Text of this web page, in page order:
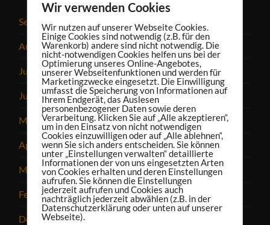
September 2025
August 2025
Juli 2025
Juni 2025
Mai 2025
April 2025
März 2025
Februar 2025
Dezember 2024
Wir verwenden Cookies
Wir nutzen auf unserer Webseite Cookies.
Einige Cookies sind notwendig (z.B. für den
Warenkorb) andere sind nicht notwendig. Die
nicht-notwendigen Cookies helfen uns bei der
Optimierung unseres Online-Angebotes,
unserer Webseitenfunktionen und werden für
Marketingzwecke eingesetzt. Die Einwilligung
umfasst die Speicherung von Informationen auf
Ihrem Endgerät, das Auslesen
personenbezogener Daten sowie deren
Verarbeitung. Klicken Sie auf „Alle akzeptieren“,
um in den Einsatz von nicht notwendigen
Cookies einzuwilligen oder auf „Alle ablehnen“,
wenn Sie sich anders entscheiden. Sie können
unter „Einstellungen verwalten“ detaillierte
Informationen der von uns eingesetzten Arten
von Cookies erhalten und deren Einstellungen
aufrufen. Sie können die Einstellungen
jederzeit aufrufen und Cookies auch
nachträglich jederzeit abwählen (z.B. in der
Datenschutzerklärung oder unten auf unserer
Webseite).